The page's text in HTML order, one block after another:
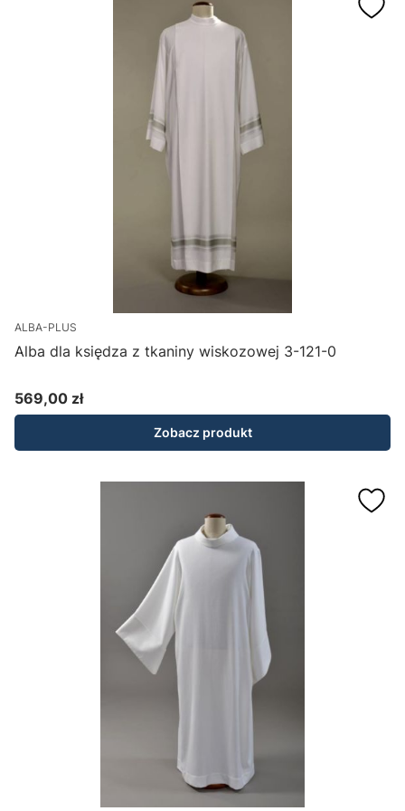
ALBA-PLUS
Alba dla księdza z tkaniny wiskozowej 3-121-0
Cena
569,00 zł
Zobacz produkt